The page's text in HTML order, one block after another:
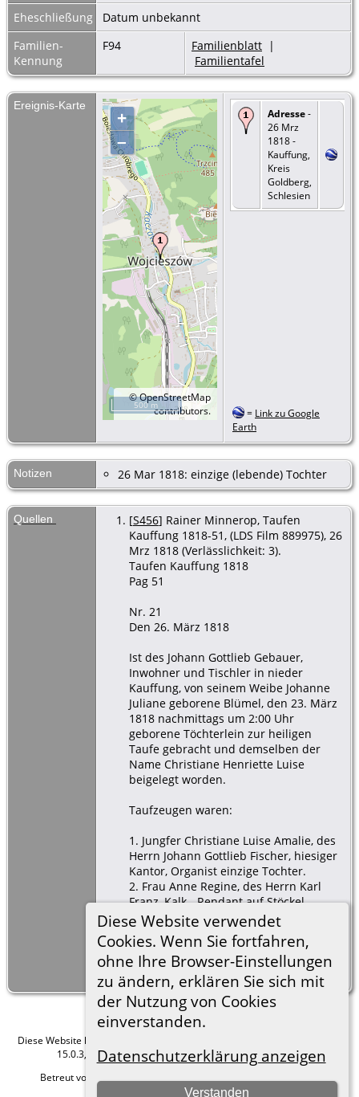
Diese Website verwendet
Cookies. Wenn Sie fortfahren,
ohne Ihre Browser-Einstellungen
zu ändern, erklären Sie sich mit
der Nutzung von Cookies
einverstanden.
Datenschutzerklärung anzeigen
Verstanden
Eheschließung
Datum unbekannt
Familien-
Kennung
F94 Familienblatt |
Familientafel
Ereignis-Karte
+
–
©OpenStreetMap
contributors.
500 m
Adresse-
26 Mrz
1818 -
Kauffung,
Kreis
Goldberg,
Schlesien
= Link zu Google
Earth
Notizen 26 Mar 1818: einzige (lebende) Tochter
Quellen [S456] Rainer Minnerop, Taufen
Kauffung 1818-51, (LDS Film 889975), 26
Mrz 1818 (Verlässlichkeit: 3).
Taufen Kauffung 1818
Pag 51
Nr. 21
Den 26. März 1818
Ist des Johann Gottlieb Gebauer,
Inwohner und Tischler in nieder
Kauffung, von seinem Weibe Johanne
Juliane geborene Blümel, den 23. März
1818 nachmittags um 2:00 Uhr
geborene Töchterlein zur heiligen
Taufe gebracht und demselben der
Name Christiane Henriette Luise
beigelegt worden.
Taufzeugen waren:
1. Jungfer Christiane Luise Amalie, des
Herrn Johann Gottlieb Fischer, hiesiger
Kantor, Organist einzige Tochter.
2. Frau Anne Regine, des Herrn Karl
Franz, Kalk - Rendant auf Stöckel,
Ehefrau.
3. Junggesell Johann Gottlieb Klose, des
Johann George Klose Freihäusler in
Nieder Kauffung ?? Ältester Sohn.
Diese Website läuft mit
15.0.3, programmiert von Darrin Lythgoe © 2001-2026.
Betreut von